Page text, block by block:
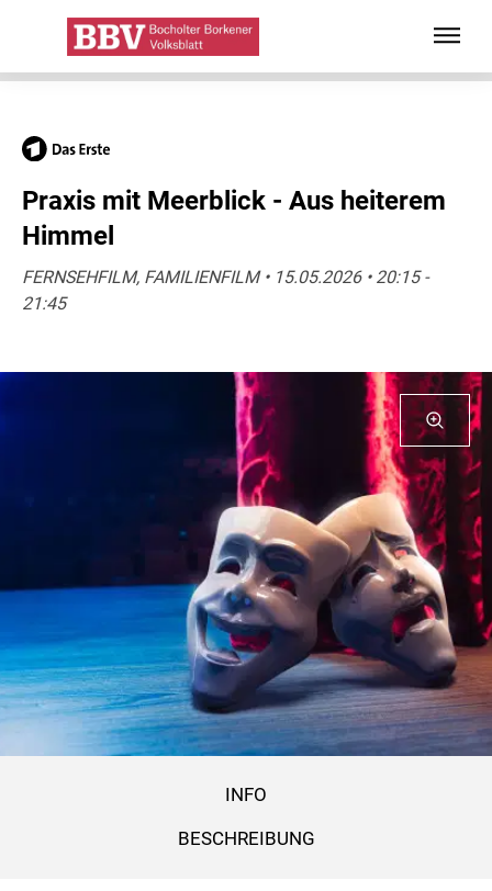
Praxis mit Meerblick - Aus heiterem
Himmel
FERNSEHFILM, FAMILIENFILM • 15.05.2026 • 20:15 -
21:45
INFO
BESCHREIBUNG